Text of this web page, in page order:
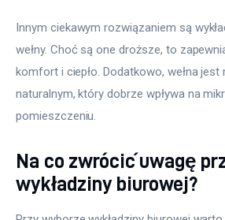
Innym ciekawym rozwiązaniem są
wełny. Choć są one droższe, to
komfort i ciepło. Dodatkowo, wełna jest
naturalnym, który dobrze wpływa na
pomieszczeniu.
Na co zwrócić uwagę
wykładziny biurowej?